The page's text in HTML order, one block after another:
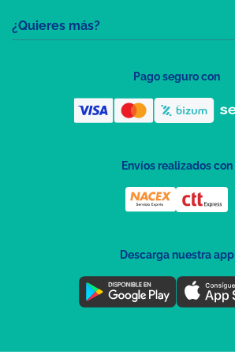
¿Quieres más?
Pago seguro con
Envíos realizados con
Descarga nuestra app